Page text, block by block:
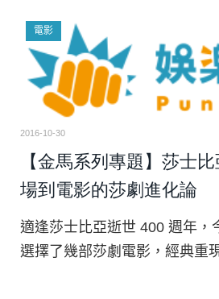
電影
2016-10-30
【金馬系列專題】莎士
場到電影的莎劇進化論
適逢莎士比亞逝世 400 週年，
選擇了幾部莎劇電影，經典重